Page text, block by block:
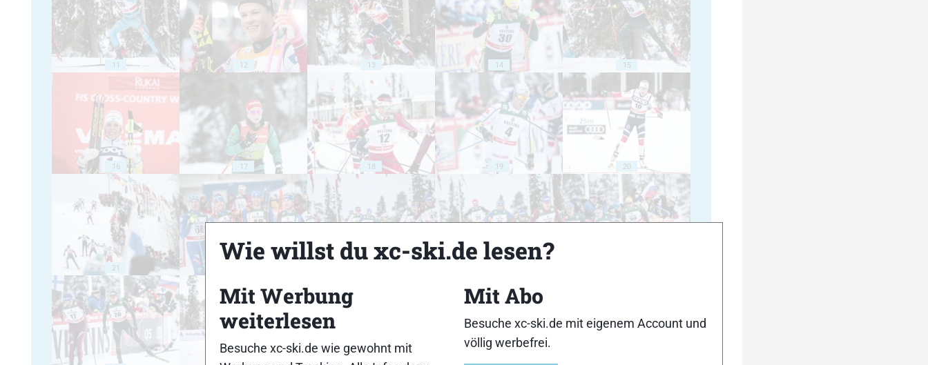
11 12 13 14 15
16 17 18 19 20
21
Wie willst du xc-ski.de lesen?
Mit Werbung
weiterlesen
Besuche xc-ski.de wie gewohnt mit
Mit Abo
Besuche xc-ski.de mit eigenem Account und
völlig werbefrei.